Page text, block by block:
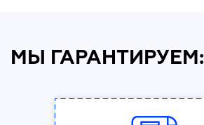
МЫ ГАРАНТИРУЕМ: